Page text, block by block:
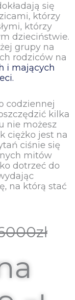
się
którzy
którzy
dzieciństwie.
grupy na
rodziców na
i mających
codziennej
kilka
nie możesz
ciężko jest na
ciśnie się
mitów
dotrzeć do
na którą stać